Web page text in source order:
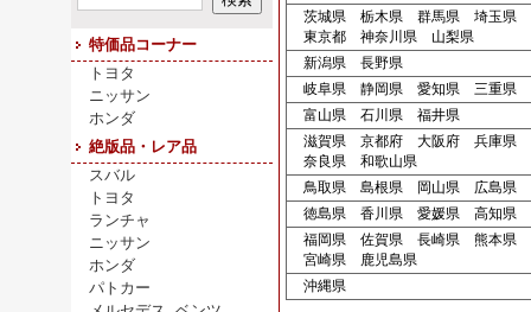
特価品コーナー
トヨタ
ニッサン
ホンダ
絶版品・レア品
スバル
トヨタ
ランチャ
ニッサン
ホンダ
パトカー
茨城県 栃木県 群馬県 埼玉県
東京都 神奈川県 山梨県
新潟県 長野県
岐阜県 静岡県 愛知県 三重県
富山県 石川県 福井県
滋賀県 京都府 大阪府 兵庫県
奈良県 和歌山県
鳥取県 島根県 岡山県 広島県
徳島県 香川県 愛媛県 高知県
福岡県 佐賀県 長崎県 熊本県
宮崎県 鹿児島県
沖縄県